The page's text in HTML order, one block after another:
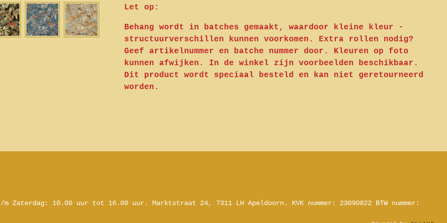
Let op:
Behang wordt in batches gemaakt, waardoor kleine kleur -
structuurverschillen kunnen voorkomen. Extra rollen nodig?
Geef artikelnummer en batche nummer door. Kleuren op foto
kunnen afwijken. In de winkel zijn voorbeelden beschikbaar.
Dit product wordt speciaal besteld en kan niet geretourneerd
worden.
m Zaterdag: 10.00 uur tot 16.00 uur. Marktstraat 24, 7311 LH Apeldoorn. KVK nummer: 23090822 BTW nummer: